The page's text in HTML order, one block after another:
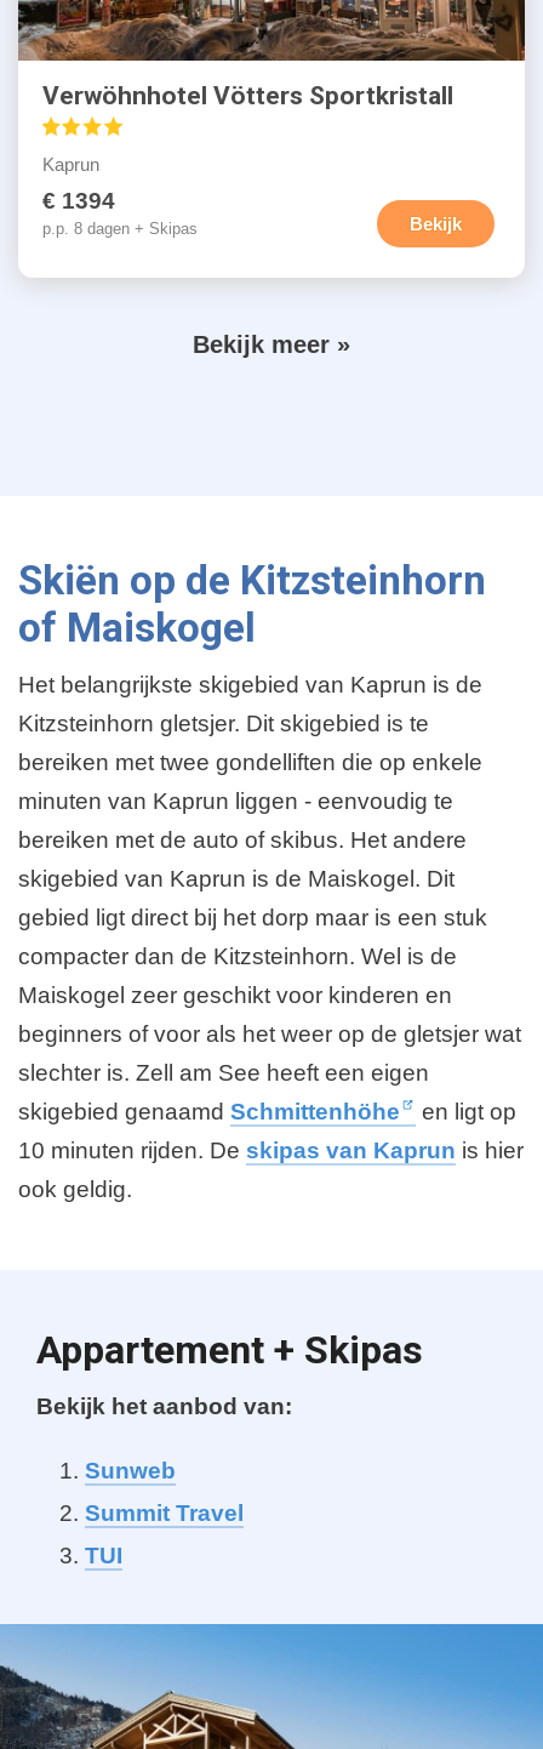
Verwöhnhotel Vötters Sportkristall
Kaprun
€ 1394
p.p. 8 dagen + Skipas Bekijk
n
g
V
d
p
a
g
i
n
a
Bekijk meer »
Skiën op de Kitzsteinhorn
of Maiskogel
Het belangrijkste skigebied van Kaprun is de
Kitzsteinhorn gletsjer. Dit skigebied is te
bereiken met twee gondelliften die op enkele
minuten van Kaprun liggen - eenvoudig te
bereiken met de auto of skibus. Het andere
skigebied van Kaprun is de Maiskogel. Dit
gebied ligt direct bij het dorp maar is een stuk
compacter dan de Kitzsteinhorn. Wel is de
Maiskogel zeer geschikt voor kinderen en
beginners of voor als het weer op de gletsjer wat
slechter is. Zell am See heeft een eigen
skigebied genaamd Schmittenhöhe
en ligt op
10 minuten rijden. De skipas van Kaprun is hier
ook geldig.
Appartement + Skipas
Bekijk het aanbod van:
Sunweb
Summit Trave
TUI